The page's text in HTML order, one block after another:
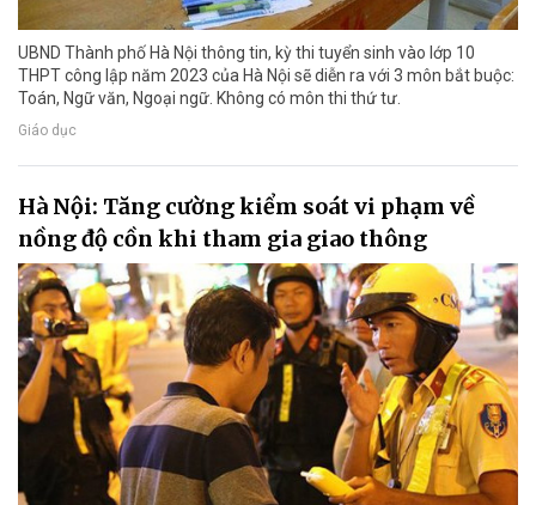
UBND Thành phố Hà Nội thông tin, kỳ thi tuyển sinh vào lớp 10
THPT công lập năm 2023 của Hà Nội sẽ diễn ra với 3 môn bắt buộc:
Toán, Ngữ văn, Ngoại ngữ. Không có môn thi thứ tư.
Giáo dục
Hà Nội: Tăng cường kiểm soát vi phạm về
nồng độ cồn khi tham gia giao thông